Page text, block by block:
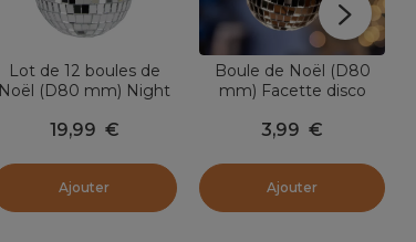
Lot de 12 boules de
Noël (D80 mm) Night
19,99 €
Ajouter
Boule de Noël (D80
mm) Facette disco
Argent
3,99 €
Ajouter